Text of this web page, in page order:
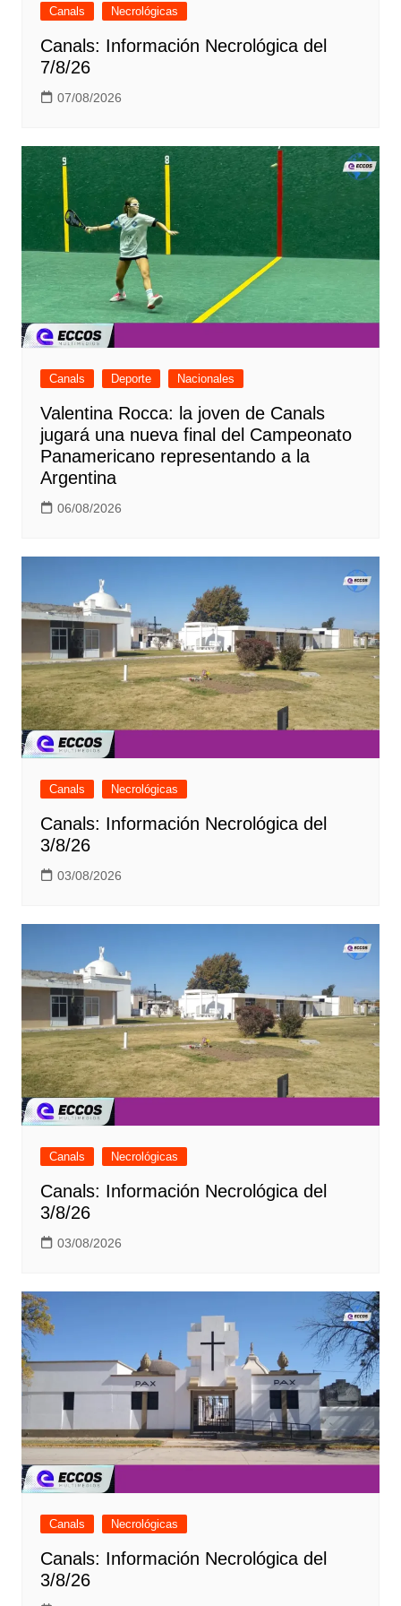
Canals Necrológicas
Canals: Información Necrológica del
7/8/26
07/08/2026
Canals Deporte Nacionales
Valentina Rocca: la joven de Canals
jugará una nueva final del Campeonato
Panamericano representando a la
Argentina
06/08/2026
Canals Necrológicas
Canals: Información Necrológica del
3/8/26
03/08/2026
Canals Necrológicas
Canals: Información Necrológica del
3/8/26
03/08/2026
Canals Necrológicas
Canals: Información Necrológica del
3/8/26